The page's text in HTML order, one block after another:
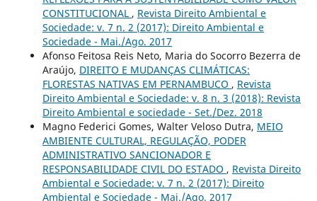
CONSTITUCIONAL , Revista Direito Ambiental e
Sociedade: v. 7 n. 2 (2017): Direito Ambiental e
Sociedade - Mai./Ago. 2017
Afonso Feitosa Reis Neto, Maria do Socorro Bezerra de
Araújo, DIREITO E MUDANÇAS CLIMÁTICAS:
FLORESTAS NATIVAS EM PERNAMBUCO , Revista
Direito Ambiental e Sociedade: v. 8 n. 3 (2018): Revista
Direito Ambiental e sociedade - Set./Dez. 2018
Magno Federici Gomes, Walter Veloso Dutra, MEIO
AMBIENTE CULTURAL, REGULAÇÃO, PODER
ADMINISTRATIVO SANCIONADOR E
RESPONSABILIDADE CIVIL DO ESTADO , Revista Direito
Ambiental e Sociedade: v. 7 n. 2 (2017): Direito
Ambiental e Sociedade - Mai./Ago. 2017